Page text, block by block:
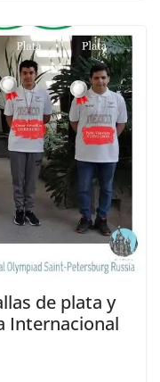
de plata y
Internacional